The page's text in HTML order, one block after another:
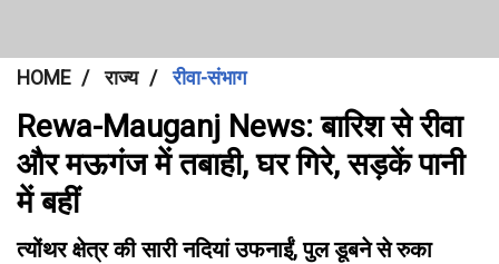
HOME राज्य रीवा-संभाग
Rewa-Mauganj News: बारिश से रीवा
और मऊगंज में तबाही, घर गिरे, सड़कें पानी
में बहीं
त्योंथर क्षेत्र की सारी नदियां उफनाईं, पुल डूबने से रुका